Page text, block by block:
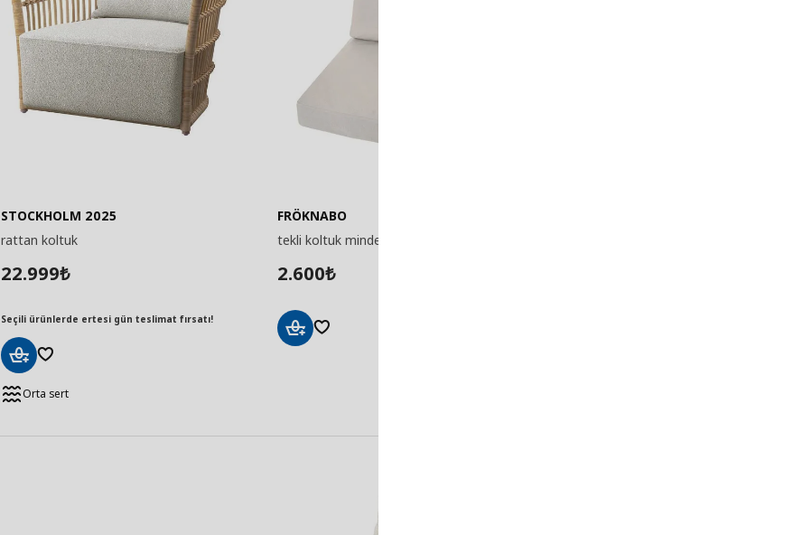
STOCKHOLM 2025
rattan koltuk
22.999₺
Seçili ürünlerde ertesi gün teslimat fırsatı!
Ekle Orta sert
FRÖKNABO
tekli koltuk minderi
2.600₺